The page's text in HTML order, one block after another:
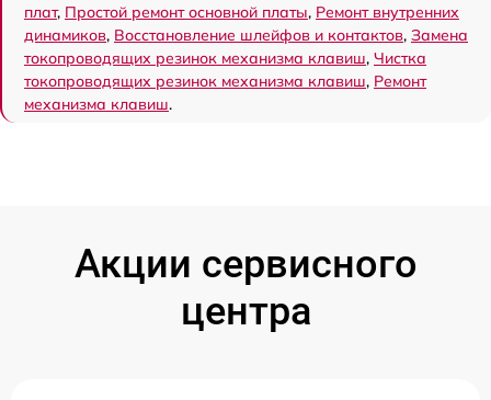
плат, Простой ремонт основной платы, Ремонт внутренних
динамиков, Восстановление шлейфов и контактов, Замена
токопроводящих резинок механизма клавиш, Чистка
токопроводящих резинок механизма клавиш, Ремонт
механизма клавиш.
Акции сервисного
центра